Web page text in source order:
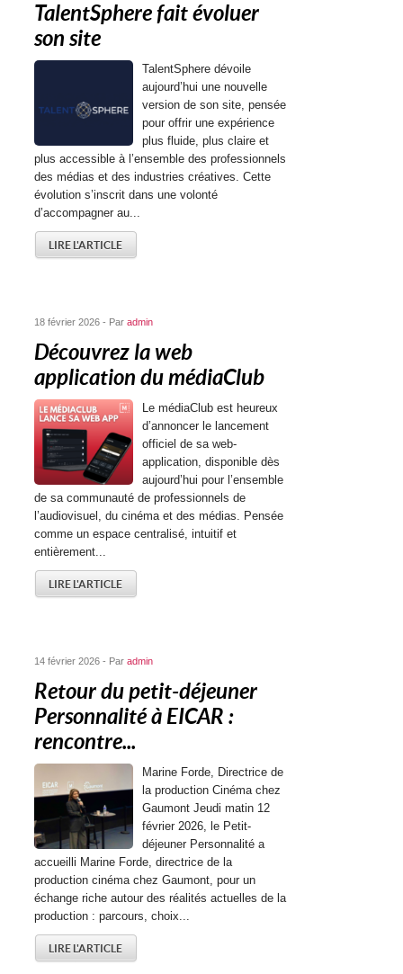
TalentSphere fait évoluer
son site
TalentSphere dévoile
aujourd’hui une nouvelle
version de son site, pensée
pour offrir une expérience
plus fluide, plus claire et
plus accessible à l’ensemble des professionnels
des médias et des industries créatives. Cette
évolution s’inscrit dans une volonté
d’accompagner au...
LIRE L'ARTICLE
18 février 2026 - Paradmin
Découvrez la web
application du médiaClub
Le médiaClub est heureux
d’annoncer le lancement
officiel de sa web-
application, disponible dès
aujourd’hui pour l’ensemble
de sa communauté de professionnels de
l’audiovisuel, du cinéma et des médias. Pensée
comme un espace centralisé, intuitif et
entièrement...
LIRE L'ARTICLE
14 février 2026 - Paradmin
Retour du petit-déjeuner
Personnalité à EICAR :
rencontre...
Marine Forde, Directrice de
la production Cinéma chez
Gaumont Jeudi matin 12
février 2026, le Petit-
déjeuner Personnalité a
accueilli Marine Forde, directrice de la
production cinéma chez Gaumont, pour un
échange riche autour des réalités actuelles de la
production : parcours, choix...
LIRE L'ARTICLE